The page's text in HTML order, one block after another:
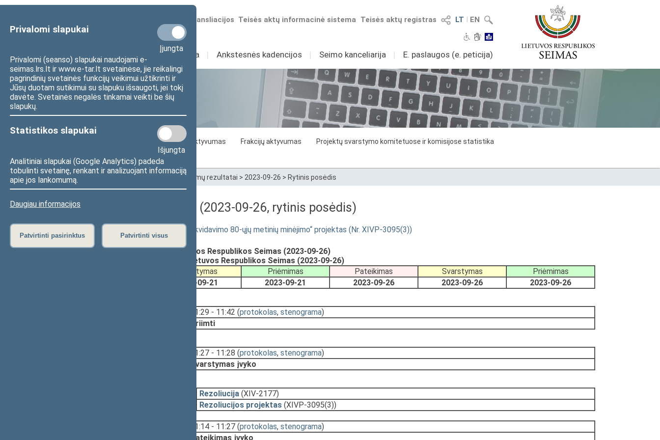
Privalomi slapukai
Įjungta
Privalomi (seanso) slapukai naudojami e-
seimas.lrs.lt ir www.e-tar.lt svetainėse, jie reikalingi
pagrindinių svetainės funkcijų veikimui užtikrinti ir
Jūsų duotam sutikimui su slapuku išsaugoti, jei tokį
davėte. Svetainės negalės tinkamai veikti be šių
slapukų.
Statistikos slapukai
Išjungta
Analitiniai slapukai (Google Analytics) padeda
tobulinti svetainę, renkant ir analizuojant informaciją
apie jos lankomumą.
Daugiau informacijos
Patvirtinti pasirinktus Patvirtinti visus
LT I EN
Teisės aktų registras
Teisės aktų informacinė sistema
Numatomos transliacijos
Sudėtis Veikla I Ankstesnės kadencijos I Seimo kanceliarija I E. paslaugos (e. peticija)
Statistika
Seimo narių aktyvumas Frakcijų aktyvumas
Projektų svarstymo komitetuose ir komisijose statistika
Seimo narių balsavimų rezultatai
Pradžia Seimo narių balsavimų rezultatai > 2023-09-26 > Rytinis posėdis
Darbotvarkės klausimas (2023-09-26, rytinis posėdis)
Seimo rezoliucijos „Dėl Vilniaus geto likvidavimo 80-ųjų metinių minėjimo“ projektas (Nr. XIVP-3095(3))
Pateikė:
Emanuelis ZINGERIS, Lietuvos Respublikos Seimas (2023-09-26)
Žygimantas PAVILIONIS, Lietuvos Respublikos Seimas (2023-09-26)
Svarstymas Priėmimas Pateikimas Svarstymas
Priėmimas
2023-09-21 2023-09-21 2023-09-26 2023-09-26 2023-09-26
11:29 - 11:42 (protokolas, stenograma)
Priimti
11:27 - 11:28 (protokolas, stenograma)
Svarstymas įvyko
Rezoliucija (XIV-2177)
Rezoliucijos projektas (XIVP-3095(3))
11:14 - 11:27 (protokolas, stenograma)
Pateikimas įvyko